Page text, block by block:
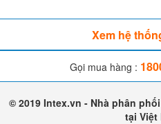
Xem hệ
Gọi mua hàng :
© 2019 Intex.vn - Nhà phân
tại Việt